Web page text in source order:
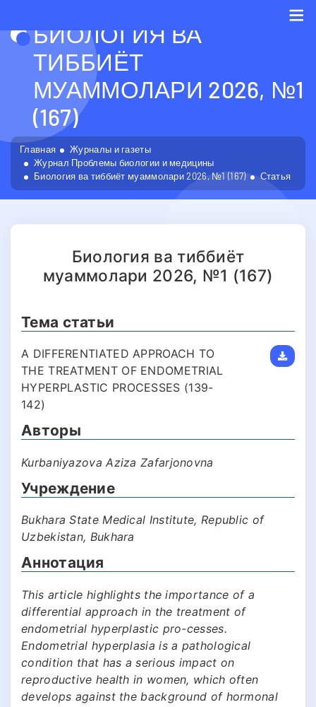
БИОЛОГИЯ ВА
ТИББИЁТ
МУАММОЛАРИ 2026, №1
(167)
Главная
Журналы и газеты
Журнал Проблемы биологии и медицины
Биология ва тиббиёт муаммолари 2026, №1 (167)
Статья
Биология ва тиббиёт
муаммолари 2026, №1 (167)
Тема статьи
A DIFFERENTIATED APPROACH TO
THE TREATMENT OF ENDOMETRIAL
HYPERPLASTIC PROCESSES (139-
142)
Авторы
Kurbaniyazova Aziza Zafarjonovna
Учреждение
Bukhara State Medical Institute, Republic of
Uzbekistan, Bukhara
Аннотация
This article highlights the importance of a
differential approach in the treatment of
endometrial hyperplastic pro-cesses.
Endometrial hyperplasia is a pathological
condition that has a serious impact on
reproductive health in women, which often
develops against the background of hormonal